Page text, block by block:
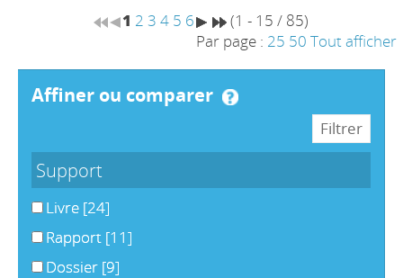
1 2 3 4 5 6
(1 - 15 / 85)
Par page : 25 50 Tout afficher
affiner ou comparer
Support
Livre [24]
Rapport [11]
Dossier [9]